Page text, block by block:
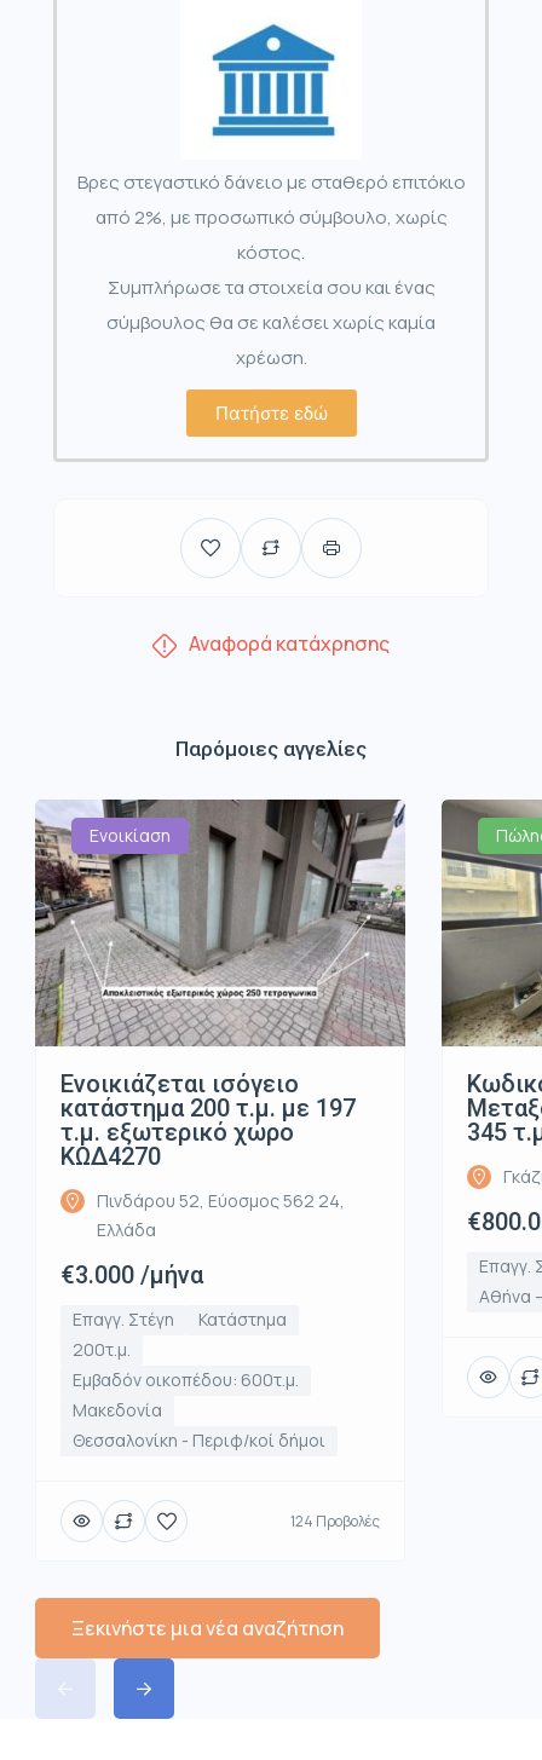
Βρες στεγαστικό δάνειο με σταθερό επιτόκιο
από 2%, με προσωπικό σύμβουλο, χωρίς
κόστος.
Συμπλήρωσε τα στοιχεία σου και ένας
σύμβουλος θα σε καλέσει χωρίς καμία
χρέωση.
Πατήστε εδώ
Αναφορά κατάχρησης
Παρόμοιες αγγελίες
Ενοικίαση
Ενοικιάζεται ισόγειο
κατάστημα 200 τ.μ. με 197
τ.μ. εξωτερικό χώρο
ΚΩΔ4270
Πινδάρου 52, Εύοσμος 562 24,
Ελλάδα
€3.000 /μήνα
Επαγγ. Στέγη
Κατάστημα
200τ.μ.
Εμβαδόν οικοπέδου: 600τ.μ.
Μακεδονία
Θεσσαλονίκη - Περιφ/κοί δήμοι
124 Προβολές
345
Επαγγ.
Αθήνα
Ξεκινήστε μια νέα αναζήτηση